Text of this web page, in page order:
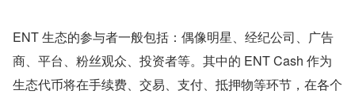
ENT 生态的参与者一般包括：偶像明星、经纪公司、广告
商、平台、粉丝观众、投资者等。其中的 ENT Cash 作为
生态代币将在手续费、交易、支付、抵押物等环节，在各个